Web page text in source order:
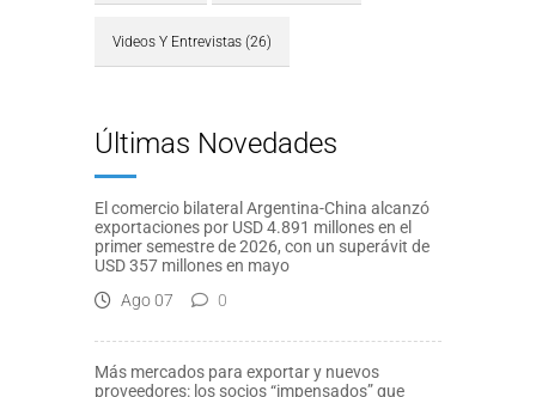
Videos Y Entrevistas (26)
Últimas Novedades
El comercio bilateral Argentina-China alcanzó
exportaciones por USD 4.891 millones en el
primer semestre de 2026, con un superávit de
USD 357 millones en mayo
Ago 07
0
Más mercados para exportar y nuevos
proveedores: los socios “impensados” que